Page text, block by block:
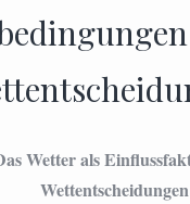
Wetter als
Wettentscheidungen